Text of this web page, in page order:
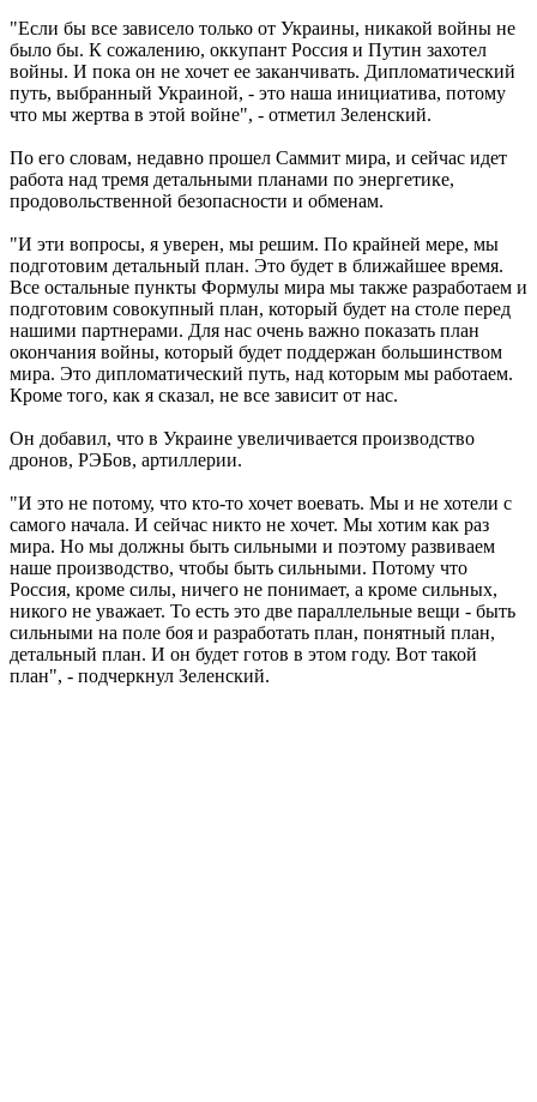
"Если бы все зависело только от Украины, никакой войны не
было бы. К сожалению, оккупант Россия и Путин захотел
войны. И пока он не хочет ее заканчивать. Дипломатический
путь, выбранный Украиной, - это наша инициатива, потому
что мы жертва в этой войне", - отметил Зеленский.
По его словам, недавно прошел Саммит мира, и сейчас идет
работа над тремя детальными планами по энергетике,
продовольственной безопасности и обменам.
"И эти вопросы, я уверен, мы решим. По крайней мере, мы
подготовим детальный план. Это будет в ближайшее время.
Все остальные пункты Формулы мира мы также разработаем и
подготовим совокупный план, который будет на столе перед
нашими партнерами. Для нас очень важно показать план
окончания войны, который будет поддержан большинством
мира. Это дипломатический путь, над которым мы работаем.
Кроме того, как я сказал, не все зависит от нас.
Он добавил, что в Украине увеличивается производство
дронов, РЭБов, артиллерии.
"И это не потому, что кто-то хочет воевать. Мы и не хотели с
самого начала. И сейчас никто не хочет. Мы хотим как раз
мира. Но мы должны быть сильными и поэтому развиваем
наше производство, чтобы быть сильными. Потому что
Россия, кроме силы, ничего не понимает, а кроме сильных,
никого не уважает. То есть это две параллельные вещи - быть
сильными на поле боя и разработать план, понятный план,
детальный план. И он будет готов в этом году. Вот такой
план", - подчеркнул Зеленский.